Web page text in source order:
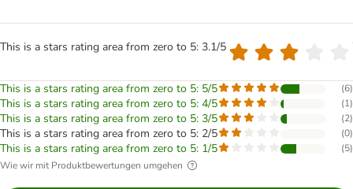
This is a stars rating area from zero to 5: 3.1/5
This is a stars rating area from zero to 5: 5/5 (6)
This is a stars rating area from zero to 5: 4/5 (1)
This is a stars rating area from zero to 5: 3/5 (2)
This is a stars rating area from zero to 5: 2/5 (0)
This is a stars rating area from zero to 5: 1/5 (5)
Wie wir mit Produktbewertungen umgehen